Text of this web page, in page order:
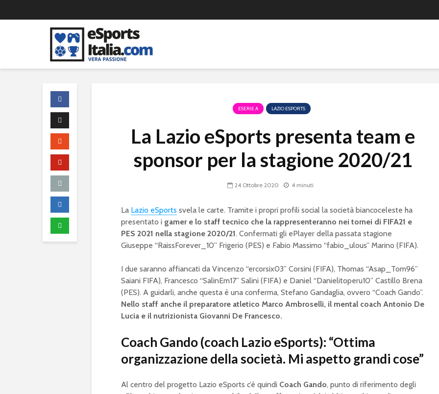
ESERIE A LAZIO ESPORTS
La Lazio eSports presenta team e
sponsor per la stagione 2020/21
24 Ottobre 2020 4 minuti
La Lazio eSports svela le carte. Tramite i propri profili social la società biancoceleste ha
presentato i gamer e lo staff tecnico che la rappresenteranno nei tornei di FIFA21 e
PES 2021 nella stagione 2020/21. Confermati gli ePlayer della passata stagione
Giuseppe “RaissForever_10” Frigerio (PES) e Fabio Massimo “fabio_ulous” Marino (FIFA).
I due saranno affiancati da Vincenzo “ercorsix03” Corsini (FIFA), Thomas “Asap_Tom96”
Saiani FIFA), Francesco “SalinEm17” Salini (FIFA) e Daniel “Danielitoperu10” Castillo Brena
(PES). A guidarli, anche questa è una conferma, Stefano Gandaglia, ovvero “Coach Gando”.
Nello staff anche il preparatore atletico Marco Ambroselli, il mental coach Antonio De
Lucia e il nutrizionista Giovanni De Francesco.
Coach Gando (coach Lazio eSports): “Ottima
organizzazione della società. Mi aspetto grandi cose”
Al centro del progetto Lazio eSports c’è quindi Coach Gando, punto di riferimento degli